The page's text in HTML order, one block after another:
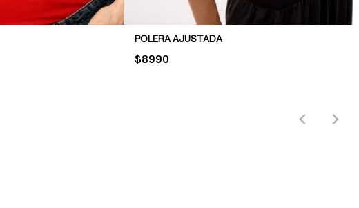
POLERA AJUSTADA
PRICE:
$8990